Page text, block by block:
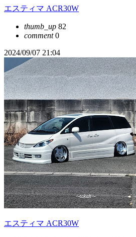
エスティマ ACR30W
thumb_up 82
comment0
2024/09/07 21:04
エスティマ ACR30W